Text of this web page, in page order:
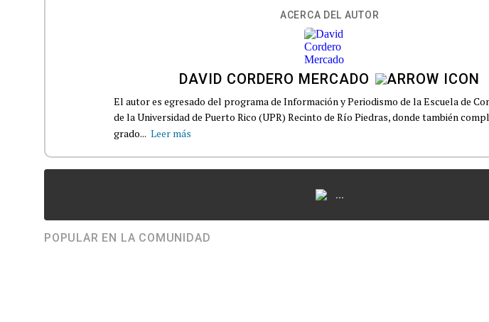
ACERCA DEL AUTOR
DAVID CORDERO MERCADO
El autor es egresado del programa de Información y Periodismo de la Escuela de
de la Universidad de Puerto Rico (UPR) Recinto de Río Piedras, donde también
grado... Leer más
...
POPULAR EN LA COMUNIDAD